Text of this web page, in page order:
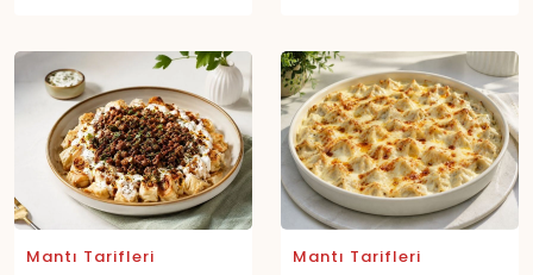
Mantı Tarifleri
Mantı Tarifleri